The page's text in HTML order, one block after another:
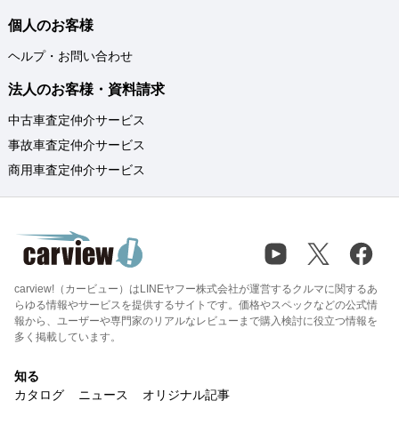
個人のお客様
ヘルプ・お問い合わせ
法人のお客様・資料請求
中古車査定仲介サービス
事故車査定仲介サービス
商用車査定仲介サービス
carview!（カービュー）はLINEヤフー株式会社が運営するクルマに関するあ
らゆる情報やサービスを提供するサイトです。価格やスペックなどの公式情
報から、ユーザーや専門家のリアルなレビューまで購入検討に役立つ情報を
多く掲載しています。
知る
カタログ
ニュース オリジナル記事